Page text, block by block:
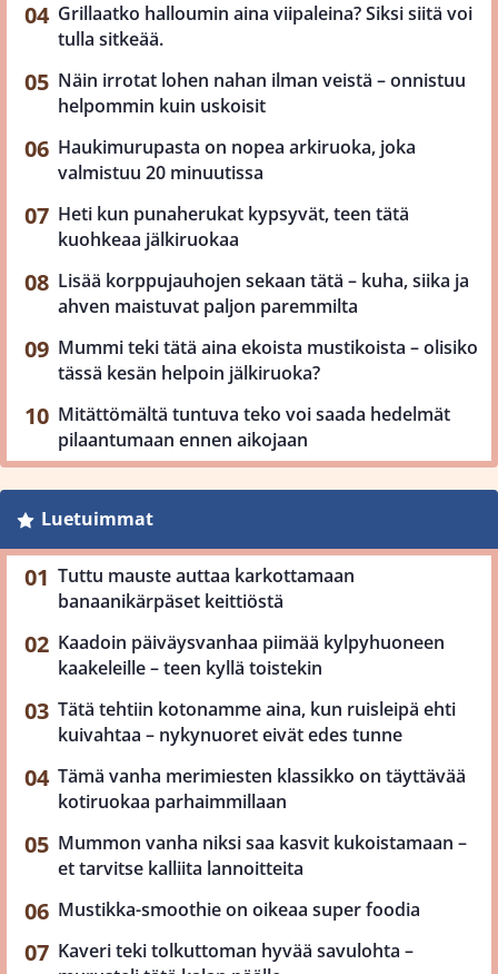
Grillaatko halloumin aina viipaleina? Siksi siitä voi
tulla sitkeää.
Näin irrotat lohen nahan ilman veistä – onnistuu
helpommin kuin uskoisit
Haukimurupasta on nopea arkiruoka, joka
valmistuu 20 minuutissa
Heti kun punaherukat kypsyvät, teen tätä
kuohkeaa jälkiruokaa
Lisää korppujauhojen sekaan tätä – kuha, siika ja
ahven maistuvat paljon paremmilta
Mummi teki tätä aina ekoista mustikoista – olisiko
tässä kesän helpoin jälkiruoka?
Mitättömältä tuntuva teko voi saada hedelmät
pilaantumaan ennen aikojaan
Luetuimmat
Tuttu mauste auttaa karkottamaan
banaanikärpäset keittiöstä
Kaadoin päiväysvanhaa piimää kylpyhuoneen
kaakeleille – teen kyllä toistekin
Tätä tehtiin kotonamme aina, kun ruisleipä ehti
kuivahtaa – nykynuoret eivät edes tunne
Tämä vanha merimiesten klassikko on täyttävää
kotiruokaa parhaimmillaan
Mummon vanha niksi saa kasvit kukoistamaan –
et tarvitse kalliita lannoitteita
Mustikka-smoothie on oikeaa super foodia
Kaveri teki tolkuttoman hyvää savulohta –